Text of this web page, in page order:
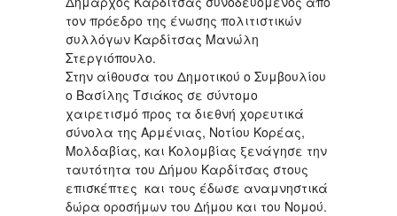
τον πρόεδρο της ένωσης πολιτιστικών
συλλόγων Καρδίτσας Μανώλη
Στεργιόπουλο.
Στην αίθουσα του Δημοτικού ο Συμβουλίου
ο Βασίλης Τσιάκος σε σύντομο
χαιρετισμό προς τα διεθνή χορευτικά
σύνολα της Αρμένιας, Νοτίου Κορέας,
Μολδαβίας, και Κολομβίας ξενάγησε την
ταυτότητα του Δήμου Καρδίτσας στους
επισκέπτες και τους έδωσε αναμνηστικά
δώρα οροσήμων του Δήμου και του Νομού.